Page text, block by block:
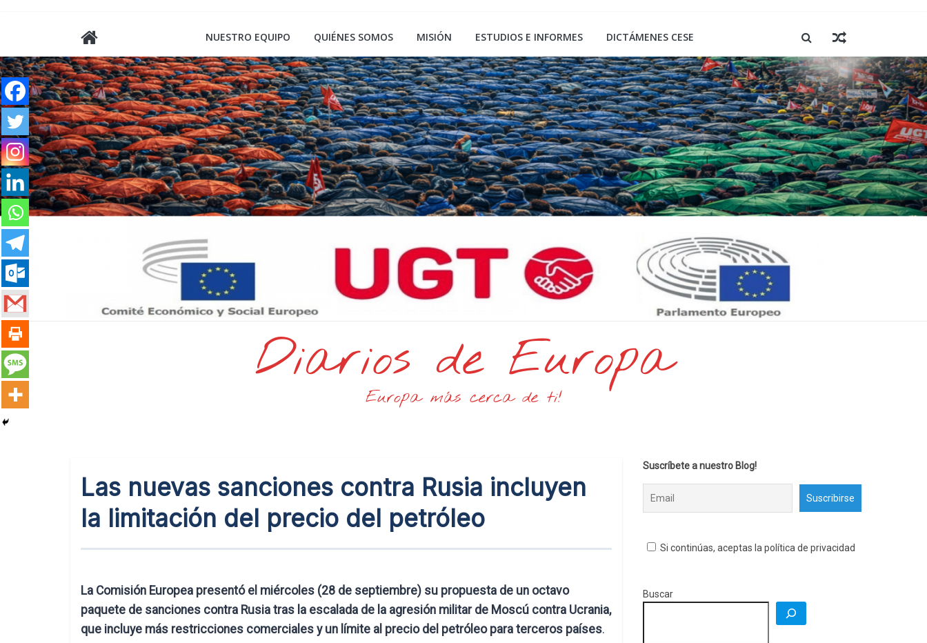
NUESTRO EQUIPO QUIÉNES SOMOS MISIÓN ESTUDIOS E INFORMES DICTÁMENES CESE
Diarios de Europa
Europa más cerca de ti!
Las nuevas sanciones contra Rusia incluyen
la limitación del precio del petróleo
La Comisión Europea presentó el miércoles (28 de septiembre) su propuesta de un octavo
paquete de sanciones contra Rusia tras la escalada de la agresión militar de Moscú contra Ucrania,
que incluye más restricciones comerciales y un límite al precio del petróleo para terceros países.
Suscríbete a nuestro Blog!
Si continúas, aceptas la política de privacidad
Buscar